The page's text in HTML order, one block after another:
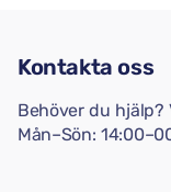
Kontakta oss
Behöver du
Mån–Sön: